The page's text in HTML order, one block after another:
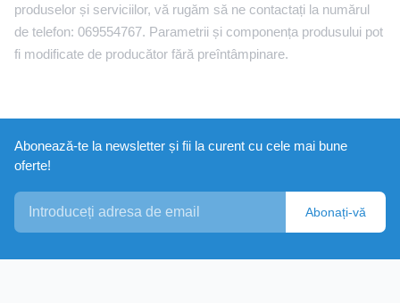
produselor și serviciilor, vă rugăm să ne contactați la numărul
de telefon: 069554767. Parametrii și componența produsului pot
fi modificate de producător fără preîntâmpinare.
Abonează-te la newsletter și fii la curent cu cele mai bune
oferte!
Abonați-vă